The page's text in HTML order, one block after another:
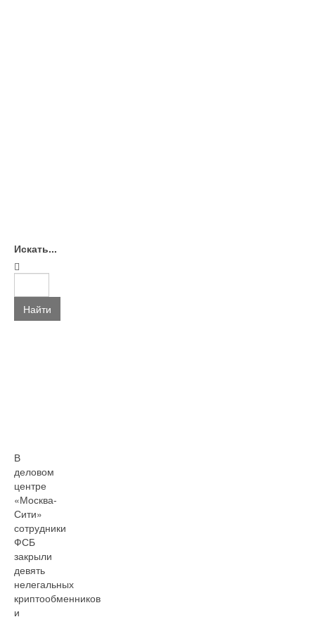
Искать...
Найти
В
деловом
центре
«Москва-
Сити»
сотрудники
ФСБ
закрыли
девять
нелегальных
криптообменников
и